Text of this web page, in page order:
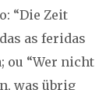
“Die Zeit
as feridas
ou “Wer nicht
was übrig